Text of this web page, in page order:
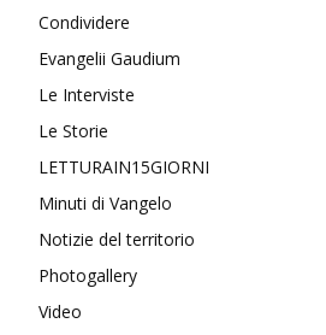
Condividere
Evangelii Gaudium
Le Interviste
Le Storie
LETTURAIN15GIORNI
Minuti di Vangelo
Notizie del territorio
Photogallery
Video